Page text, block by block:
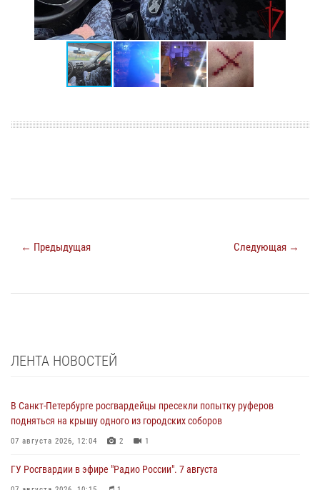
← Предыдущая Следующая →
ЛЕНТА НОВОСТЕЙ
В Санкт-Петербурге росгвардейцы пресекли попытку руферов
подняться на крышу одного из городских соборов
07 августа 2026, 12:04 2 1
ГУ Росгвардии в эфире "Радио России". 7 августа